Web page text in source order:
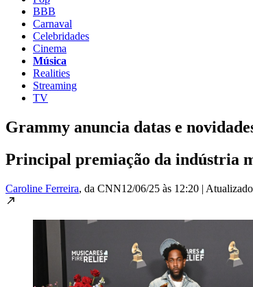
BBB
Carnaval
Celebridades
Cinema
Música
Realities
Streaming
TV
Grammy anuncia datas e
Principal premiação da indústria
Caroline Ferreira, da CNN12/06/25 às 12:20 | Atualizado